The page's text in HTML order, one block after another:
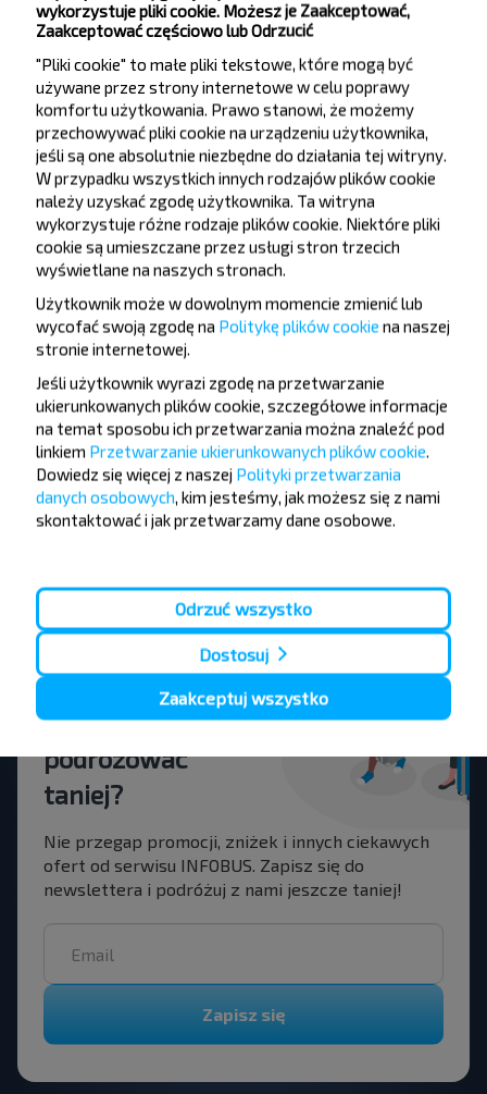
Pastavy
Myadzyel
Pastavy
Rezerwuj
Najlepsze kursy z Gdansk
Gdańsk
Mińsk
Rezerwuj
Gdańsk
Gdańsk
Myadzyel
Rezerwuj
Chcesz
podróżować
taniej?
Nie przegap promocji, zniżek i innych ciekawych
ofert od serwisu INFOBUS. Zapisz się do
newslettera i podróżuj z nami jeszcze taniej!
Zapisz się
wykorzystuje pliki cookie. Możesz je Zaakceptować,
Zaakceptować częściowo lub Odrzucić
"Pliki cookie" to małe pliki tekstowe, które mogą być
używane przez strony internetowe w celu poprawy
komfortu użytkowania. Prawo stanowi, że możemy
przechowywać pliki cookie na urządzeniu użytkownika,
jeśli są one absolutnie niezbędne do działania tej witryny.
W przypadku wszystkich innych rodzajów plików cookie
należy uzyskać zgodę użytkownika. Ta witryna
wykorzystuje różne rodzaje plików cookie. Niektóre pliki
cookie są umieszczane przez usługi stron trzecich
wyświetlane na naszych stronach.
Użytkownik może w dowolnym momencie zmienić lub
wycofać swoją zgodę na Politykę plików cookie na naszej
stronie internetowej.
Jeśli użytkownik wyrazi zgodę na przetwarzanie
ukierunkowanych plików cookie, szczegółowe informacje
na temat sposobu ich przetwarzania można znaleźć pod
linkiem Przetwarzanie ukierunkowanych plików cookie.
Dowiedz się więcej z naszej Polityki przetwarzania
danych osobowych, kim jesteśmy, jak możesz się z nami
skontaktować i jak przetwarzamy dane osobowe.
Odrzuć wszystko
Dostosuj
Zaakceptuj wszystko